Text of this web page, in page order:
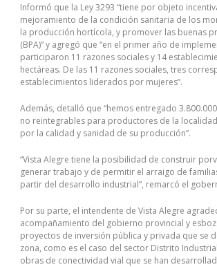
Informó que la Ley 3293 “tiene por objeto
mejoramiento de la condición sanitaria de los
la producción hortícola, y promover las buenas
(BPA)” y agregó que “en el primer año de
participaron 11 razones sociales y 14
hectáreas. De las 11 razones sociales, tres
establecimientos liderados por mujeres”.
Además, detalló que “hemos entregado
no reintegrables para productores de la
por la calidad y sanidad de su producción”.
“Vista Alegre tiene la posibilidad de construir
generar trabajo y de permitir el arraigo de
partir del desarrollo industrial”, remarcó el
Por su parte, el intendente de Vista Alegre
acompañamiento del gobierno provincial y
proyectos de inversión pública y privada que se
zona, como es el caso del sector Distrito
obras de conectividad vial que se han